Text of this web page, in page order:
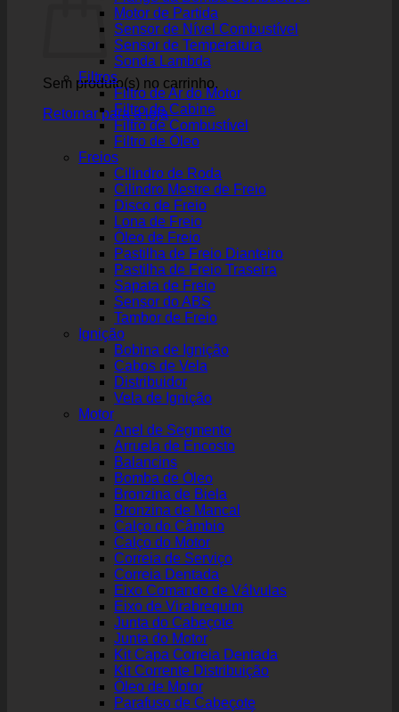
Sem produto(s) no carrinho.
Retornar para a loja
Motor de Partida
Sensor de Nível Combustível
Sensor de Temperatura
Sonda Lambda
Filtros
Filtro de Ar do Motor
Filtro de Cabine
Filtro de Combustível
Filtro de Óleo
Freios
Cilindro de Roda
Cilindro Mestre de Freio
Disco de Freio
Lona de Freio
Óleo de Freio
Pastilha de Freio Dianteiro
Pastilha de Freio Traseira
Sapata de Freio
Sensor do ABS
Tambor de Freio
Ignição
Bobina de Ignição
Cabos de Vela
Distribuidor
Vela de Ignição
Motor
Anel de Segmento
Arruela de Encosto
Balancins
Bomba de Óleo
Bronzina de Biela
Bronzina de Mancal
Calço do Câmbio
Calço do Motor
Correia de Serviço
Correia Dentada
Eixo Comando de Válvulas
Eixo de Virabrequim
Junta do Cabeçote
Junta do Motor
Kit Capa Correia Dentada
Kit Corrente Distribuição
Óleo de Motor
Parafuso de Cabeçote